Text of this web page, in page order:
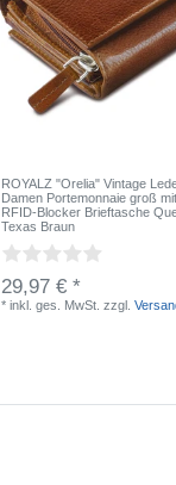
ROYALZ "Orelia" Vintage
Damen Portemonnaie groß
RFID-Blocker Brieftasche
Texas Braun
29,97 € *
*inkl. ges. MwSt. zzgl.